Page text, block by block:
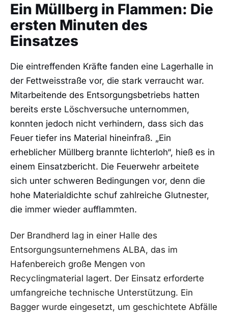
Ein Müllberg in Flammen: Die
ersten Minuten des
Einsatzes
Die eintreffenden Kräfte fanden eine Lagerhalle in
der Fettweisstraße vor, die stark verraucht war.
Mitarbeitende des Entsorgungsbetriebs hatten
bereits erste Löschversuche unternommen,
konnten jedoch nicht verhindern, dass sich das
Feuer tiefer ins Material hineinfraß. „Ein
erheblicher Müllberg brannte lichterloh“, hieß es in
einem Einsatzbericht. Die Feuerwehr arbeitete
sich unter schweren Bedingungen vor, denn die
hohe Materialdichte schuf zahlreiche Glutnester,
die immer wieder aufflammten.
Der Brandherd lag in einer Halle des
Entsorgungsunternehmens ALBA, das im
Hafenbereich große Mengen von
Recyclingmaterial lagert. Der Einsatz erforderte
umfangreiche technische Unterstützung. Ein
Bagger wurde eingesetzt, um geschichtete Abfälle